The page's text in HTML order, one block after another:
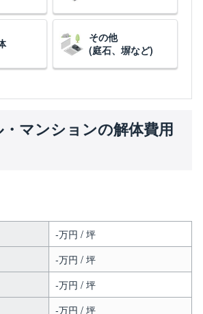
その他
(庭石、塀など)
マンションの解体費用
-万円 / 坪
-万円 / 坪
-万円 / 坪
-万円 / 坪